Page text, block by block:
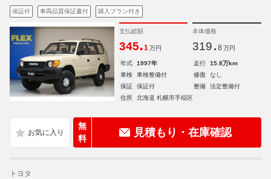
保証付 車両品質保証書付 購入プラン付き
支払総額
345.1 万円
本体価格
319. 8 万円
年式 1997年 走行
15.8万km
車検
車検整備付 修復
なし
保証
保証付 整備
法定整備付
住所
北海道 札幌市手稲区
無
料
見積もり・在庫確認
トヨタ